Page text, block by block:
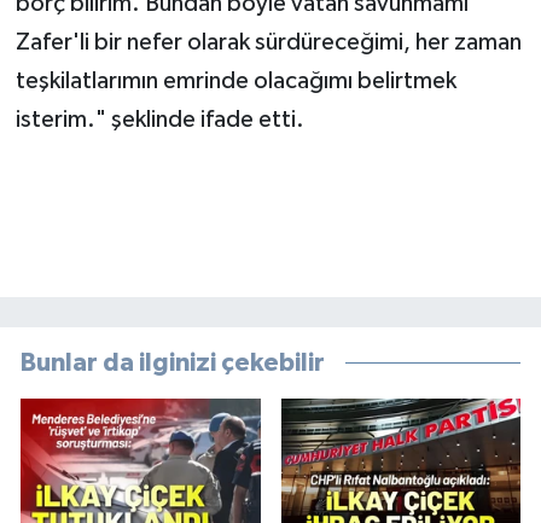
Zafer'li bir nefer olarak sürdüreceğimi, her zaman
teşkilatlarımın emrinde olacağımı belirtmek
isterim." şeklinde ifade etti.
Bunlar da ilginizi çekebilir